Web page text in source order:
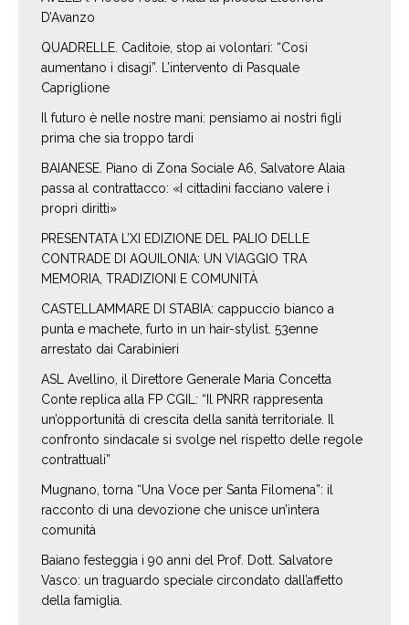
D’Avanzo
QUADRELLE. Caditoie, stop ai volontari: “Così
aumentano i disagi”. L’intervento di Pasquale
Capriglione
Il futuro è nelle nostre mani: pensiamo ai nostri figli
prima che sia troppo tardi
BAIANESE. Piano di Zona Sociale A6, Salvatore Alaia
passa al contrattacco: «I cittadini facciano valere i
propri diritti»
PRESENTATA L’XI EDIZIONE DEL PALIO DELLE
CONTRADE DI AQUILONIA: UN VIAGGIO TRA
MEMORIA, TRADIZIONI E COMUNITÀ
CASTELLAMMARE DI STABIA: cappuccio bianco a
punta e machete, furto in un hair-stylist. 53enne
arrestato dai Carabinieri
ASL Avellino, il Direttore Generale Maria Concetta
Conte replica alla FP CGIL: “Il PNRR rappresenta
un’opportunità di crescita della sanità territoriale. Il
confronto sindacale si svolge nel rispetto delle regole
contrattuali”
Mugnano, torna “Una Voce per Santa Filomena”: il
racconto di una devozione che unisce un’intera
comunità
Baiano festeggia i 90 anni del Prof. Dott. Salvatore
Vasco: un traguardo speciale circondato dall’affetto
della famiglia.